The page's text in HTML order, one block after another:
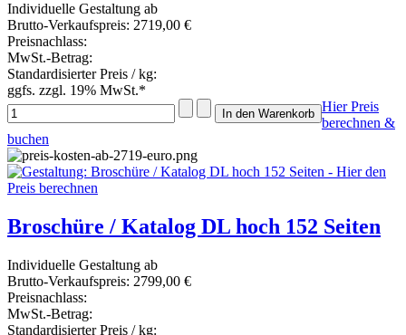
Individuelle Gestaltung ab
Brutto-Verkaufspreis: 2719,00 €
Preisnachlass:
MwSt.-Betrag:
Standardisierter Preis / kg:
ggfs. zzgl. 19% MwSt.*
Hier Preis
berechnen &
buchen
Broschüre / Katalog DL hoch 152 Seiten
Individuelle Gestaltung ab
Brutto-Verkaufspreis: 2799,00 €
Preisnachlass:
MwSt.-Betrag:
Standardisierter Preis / kg: